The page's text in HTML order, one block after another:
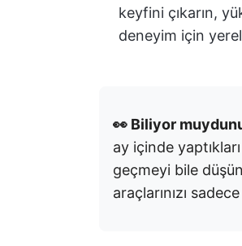
keyfini çıkarın,
deneyim için
👀 Biliyor
ay içinde
geçmeyi bile
araçlarınızı